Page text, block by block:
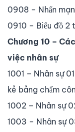
0908 – Nhấn
0910 – Biểu đồ 2
Chương 10 –
việc nhân sự
1001 – Nhân sự
kẻ bảng chấm
1002 – Nhân sự
1003 – Nhân sự